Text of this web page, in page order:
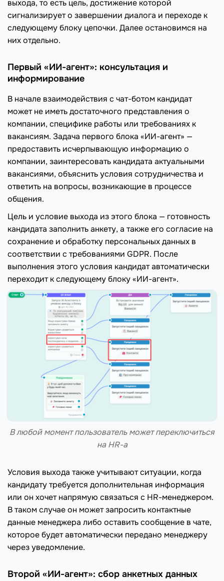
выхода, то есть цель, достижение которой
сигнализирует о завершении диалога и переходе к
следующему блоку цепочки. Далее остановимся на
них отдельно.
Первый «ИИ-агент»: консультация и
информирование
В начале взаимодействия с чат-ботом кандидат
может не иметь достаточного представления о
компании, специфике работы или требованиях к
вакансиям. Задача первого блока «ИИ-агент» —
предоставить исчерпывающую информацию о
компании, заинтересовать кандидата актуальными
вакансиями, объяснить условия сотрудничества и
ответить на вопросы, возникающие в процессе
общения.
Цель и условие выхода из этого блока — готовность
кандидата заполнить анкету, а также его согласие на
сохранение и обработку персональных данных в
соответствии с требованиями GDPR. После
выполнения этого условия кандидат автоматически
переходит к следующему блоку «ИИ-агент».
В любой момент пользователь может переключиться
на HR-а
Условия выхода также учитывают ситуации, когда
кандидату требуется дополнительная информация
или он хочет напрямую связаться с HR-менеджером.
В таком случае он может запросить контактные
данные менеджера либо оставить сообщение в чате,
которое будет автоматически передано менеджеру
через уведомление.
Второй «ИИ-агент»: сбор анкетных данных